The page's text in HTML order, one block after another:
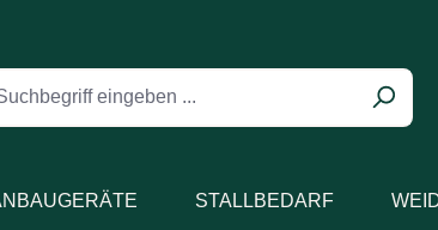
ENTHÄLT 0 POSITIONEN. DER
STALLBEDARF